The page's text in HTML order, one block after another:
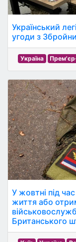
Український
угоди з
Україна
У жовтні під
життя або
Британського